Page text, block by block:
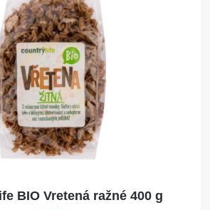
BIO Vretená ražné 400 g